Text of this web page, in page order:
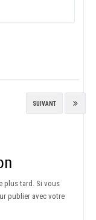
SUIVANT
plus tard. Si vous
publier avec votre